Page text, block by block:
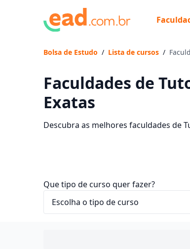
Bolsa de Estudo / Lista de cursos /
Faculdades de
Exatas
Descubra as melhores faculdades de
Que tipo de curso quer fazer?